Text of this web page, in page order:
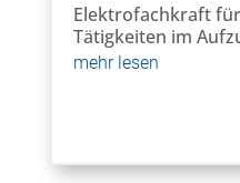
Elektrofachkraft
Tätigkeiten im
mehr lesen